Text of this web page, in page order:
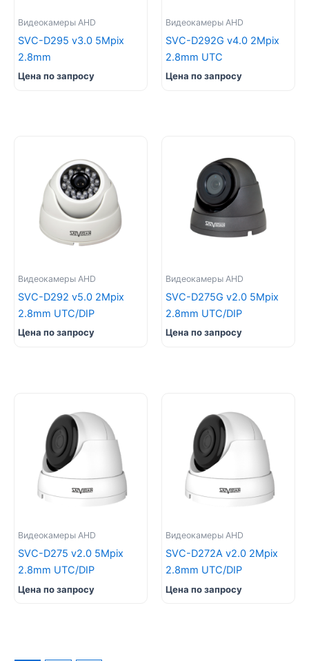
Видеокамеры AHD
SVC-D295 v3.0 5Mpix
2.8mm
Цена по запросу
Видеокамеры AHD
SVC-D292G v4.0 2Mpix
2.8mm UTC
Цена по запросу
Видеокамеры AHD
SVC-D292 v5.0 2Mpix
2.8mm UTC/DIP
Цена по запросу
Видеокамеры AHD
SVC-D275G v2.0 5Mpix
2.8mm UTC/DIP
Цена по запросу
Видеокамеры AHD
SVC-D275 v2.0 5Mpix
2.8mm UTC/DIP
Цена по запросу
Видеокамеры AHD
SVC-D272A v2.0 2Mpix
2.8mm UTC/DIP
Цена по запросу